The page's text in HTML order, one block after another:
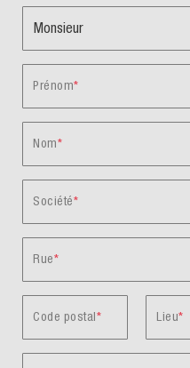
Prénom
Nom
Société
Rue
Code postal Lieu